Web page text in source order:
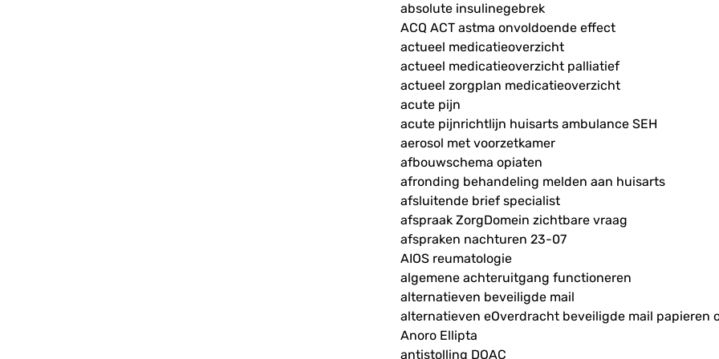
absolute insulinegebrek
ACQ ACT astma onvoldoende effect
actueel medicatieoverzicht
actueel medicatieoverzicht palliatief
actueel zorgplan medicatieoverzicht
acute pijn
acute pijnrichtlijn huisarts ambulance SEH
aerosol met voorzetkamer
afbouwschema opiaten
afronding behandeling melden aan huisarts
afsluitende brief specialist
afspraak ZorgDomein zichtbare vraag
afspraken nachturen 23-07
AIOS reumatologie
algemene achteruitgang functioneren
alternatieven beveiligde mail
alternatieven eOverdracht beveiligde mail papieren
Anoro Ellipta
antistolling DOAC